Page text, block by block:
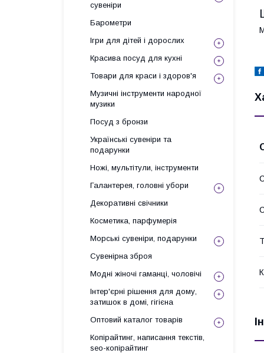
сувеніри
Барометри
Ігри для дітей і дорослих
Красива посуд для кухні
Товари для краси і здоров'я
Музичні інструменти народної
музики
Посуд з бронзи
Українські сувеніри та
подарунки
Ножі, мультітули, інструменти
Галантерея, головні убори
Декоративні свічники
Косметика, парфумерія
Морські сувеніри, подарунки
Сувенірна зброя
Модні жіночі гаманці, чоловічі
Інтер'єрні рішення для дому,
затишок в домі, гігієна
Оптовий каталог товарів
Копірайтинг, написання текстів,
seo-копірайтинг